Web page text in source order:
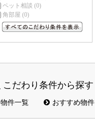
ペット相談 (0)
角部屋 (0)
こだわり条件から探す
物件一覧 おすすめ物件